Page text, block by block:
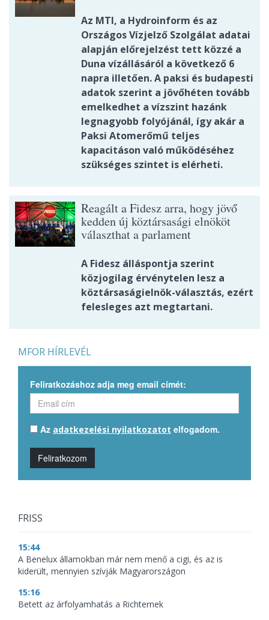
Az MTI, a Hydroinform és az
Országos Vízjelző Szolgálat adatai
alapján előrejelzést tett közzé a
Duna vízállásáról a következő 6
napra illetően. A paksi és budapesti
adatok szerint a jövőhéten tovább
emelkedhet a vízszint hazánk
legnagyobb folyójánál, így akár a
Paksi Atomerőmű teljes
kapacitáson való működéséhez
szükséges szintet is elérheti.
Reagált a Fidesz arra, hogy jövő
kedden új köztársasági elnököt
választhat a parlament
A Fidesz álláspontja szerint
közjogilag érvénytelen lesz a
köztársaságielnök-választás, ezért
felesleges azt megtartani.
MFOR HÍRLEVÉL
Feliratkozáshoz adja meg email címét:
Az adatkezelési nyilatkozatot elfogadom.
Feliratkozom
FRISS
15:44
A Benelux államokban már nem menő a cigi, és az is
kiderült, mennyien szívják Magyarországon
15:16
Betett az árfolyamhatás a Richternek